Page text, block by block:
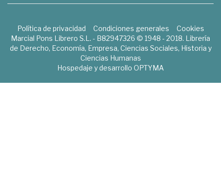
Política de privacidad Condiciones generales
Cookies
Marcial Pons Librero S.L. - B82947326 © 1948 - 2018. Librería
de Derecho, Economía, Empresa, Ciencias Sociales, Historia y
Ciencias Humanas
Hospedaje y desarrollo OPTYMA